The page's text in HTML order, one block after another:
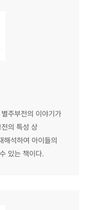
주부전의 이야기가
의 특성 상
해석하여 아이들의
있는 책이다.